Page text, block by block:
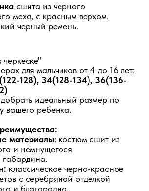
сшита из черного
меха, с красным верхом.
черный ремень.
для мальчиков от 4 до 16 лет:
128), 34(128-134), 36(136-
идеальный размер по
вашего ребенка.
материалы: костюм сшит из
и немнущегося
габардина.
классическое черно-красное
с серебряной отделкой
и благородно.